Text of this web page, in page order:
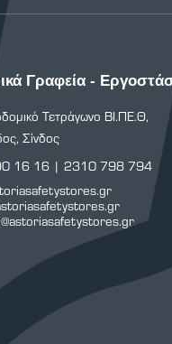
Γραφεία -
Τετράγωνο ΒΙ.ΠΕ.Θ,
Σίνδος
16 16 | 2310 798 794